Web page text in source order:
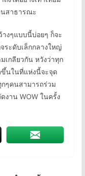
นสาธารณะ
างๆแบบนี้บ่อยๆ ก็จะ
ระดับเล็กกลางใหญ่
กลียวกัน หวังว่าทุก
ขึ้นในที่แห่งนี้จะจุด
ๆคนสามารถร่วม
งาน WOW ในครั้ง